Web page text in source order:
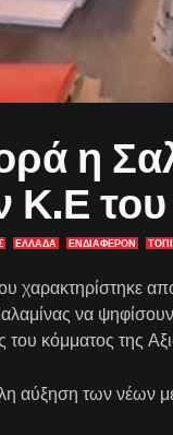
η
Κ.Ε
ΕΛΛΑΔΑ ΕΝΔΙΑΦΈΡΟΝ
χαρακτηρίστηκε
να ψηφίσουν
κόμματος της
αύξηση των